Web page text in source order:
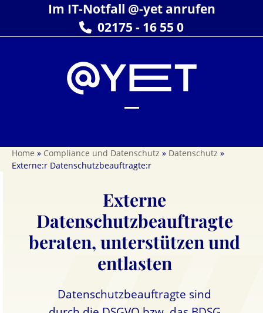
content
Im IT-Notfall @-yet anrufen
02175 - 16 55 0
menu
menu
Home » Compliance und Datenschutz » Datenschutz »
Externe:r Datenschutzbeauftragte:r
Externe
Datenschutzbeauftragte
beraten, unterstützen und
entlasten
Datenschutzbeauftragte sind